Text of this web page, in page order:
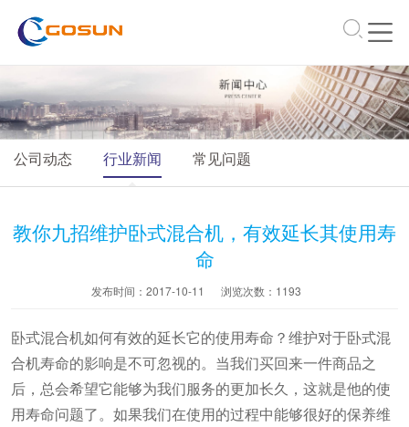
公司动态 行业新闻 常见问题
教你九招维护卧式混合机，有效延长其使用寿
命
发布时间：2017-10-11 浏览次数： 1193
卧式混合机如何有效的延长它的使用寿命？维护对于卧式混
合机寿命的影响是不可忽视的。当我们买回来一件商品之
后，总会希望它能够为我们服务的更加长久，这就是他的使
用寿命问题了。如果我们在使用的过程中能够很好的保养维